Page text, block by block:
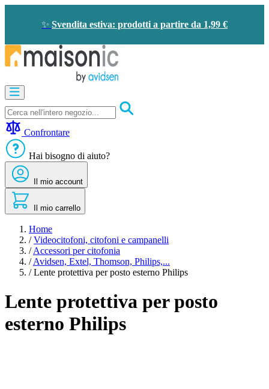
✨ Svendita estiva: prodotti a partire da 1,99 €
Videocitofono
-
Campanello
-
risparmio
energetico
Sicurezza
Comfort
domestico
e
sconti
Confrontare
Hai bisogno di aiuto?
Il mio account
Il mio carrello
Home
/ Videocitofoni, citofoni e campanelli
/ Accessori per citofonia
/ Avidsen, Extel, Thomson, Philips,...
/ Lente protettiva per posto esterno Philips
Lente protettiva per posto
esterno Philips